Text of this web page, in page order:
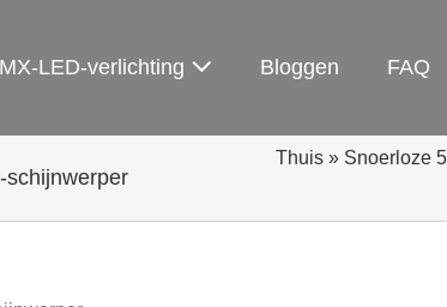
LED-verlichting Bloggen FAQ
schijnwerper
Thuis » Snoerloze